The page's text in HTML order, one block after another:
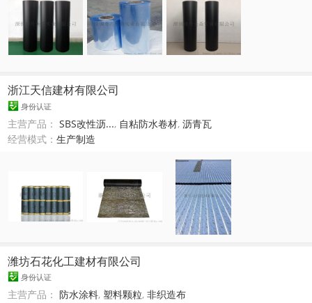
浙江天信建材有限公司
身份认证
主营产品：SBS改性沥..., 自粘防水卷材,沥青瓦
经营模式：生产制造
潍坊石花化工建材有限公司
身份认证
主营产品：防水涂料, 塑料颗粒,非织造布